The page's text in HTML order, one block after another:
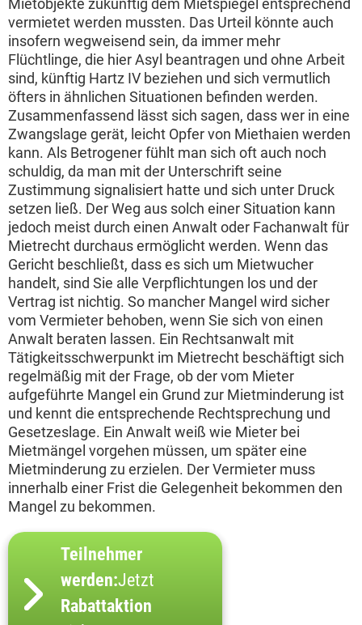
vermietet werden mussten. Das Urteil könnte auch
insofern wegweisend sein, da immer mehr
Flüchtlinge, die hier Asyl beantragen und ohne Arbeit
sind, künftig Hartz IV beziehen und sich vermutlich
öfters in ähnlichen Situationen befinden werden.
Zusammenfassend lässt sich sagen, dass wer in eine
Zwangslage gerät, leicht Opfer von Miethaien werden
kann. Als Betrogener fühlt man sich oft auch noch
schuldig, da man mit der Unterschrift seine
Zustimmung signalisiert hatte und sich unter Druck
setzen ließ. Der Weg aus solch einer Situation kann
jedoch meist durch einen Anwalt oder Fachanwalt für
Mietrecht durchaus ermöglicht werden. Wenn das
Gericht beschließt, dass es sich um Mietwucher
handelt, sind Sie alle Verpflichtungen los und der
Vertrag ist nichtig. So mancher Mangel wird sicher
vom Vermieter behoben, wenn Sie sich von einen
Anwalt beraten lassen. Ein Rechtsanwalt mit
Tätigkeitsschwerpunkt im Mietrecht beschäftigt sich
regelmäßig mit der Frage, ob der vom Mieter
aufgeführte Mangel ein Grund zur Mietminderung ist
und kennt die entsprechende Rechtsprechung und
Gesetzeslage. Ein Anwalt weiß wie Mieter bei
Mietmängel vorgehen müssen, um später eine
Mietminderung zu erzielen. Der Vermieter muss
innerhalb einer Frist die Gelegenheit bekommen den
Mangel zu bekommen.
Teilnehmer
werden:Jetzt
Rabattaktion